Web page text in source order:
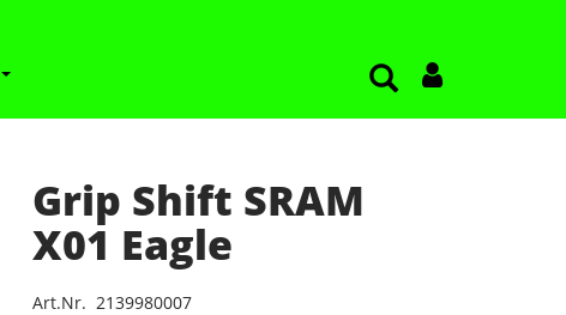
Grip Shift SRAM
X01 Eagle
Art.Nr. 2139980007